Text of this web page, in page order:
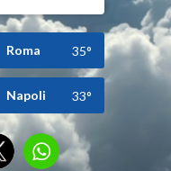
Roma 35°
Napoli 33°